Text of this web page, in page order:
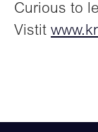
Curious to
Vistit